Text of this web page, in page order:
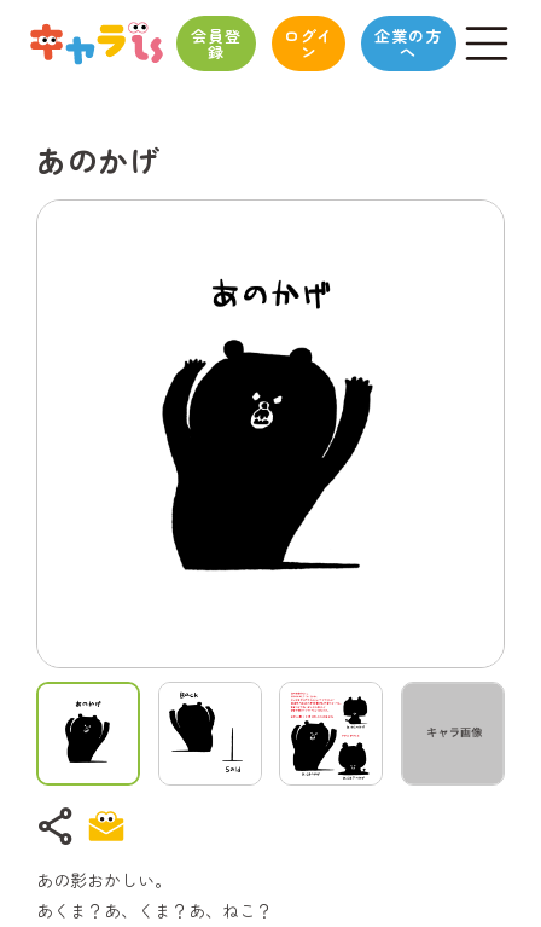
会員登
録
ログイ
ン
企業の方
へ
あのかげ
share
あの影おかしい。
あくま？あ、くま？あ、ねこ？